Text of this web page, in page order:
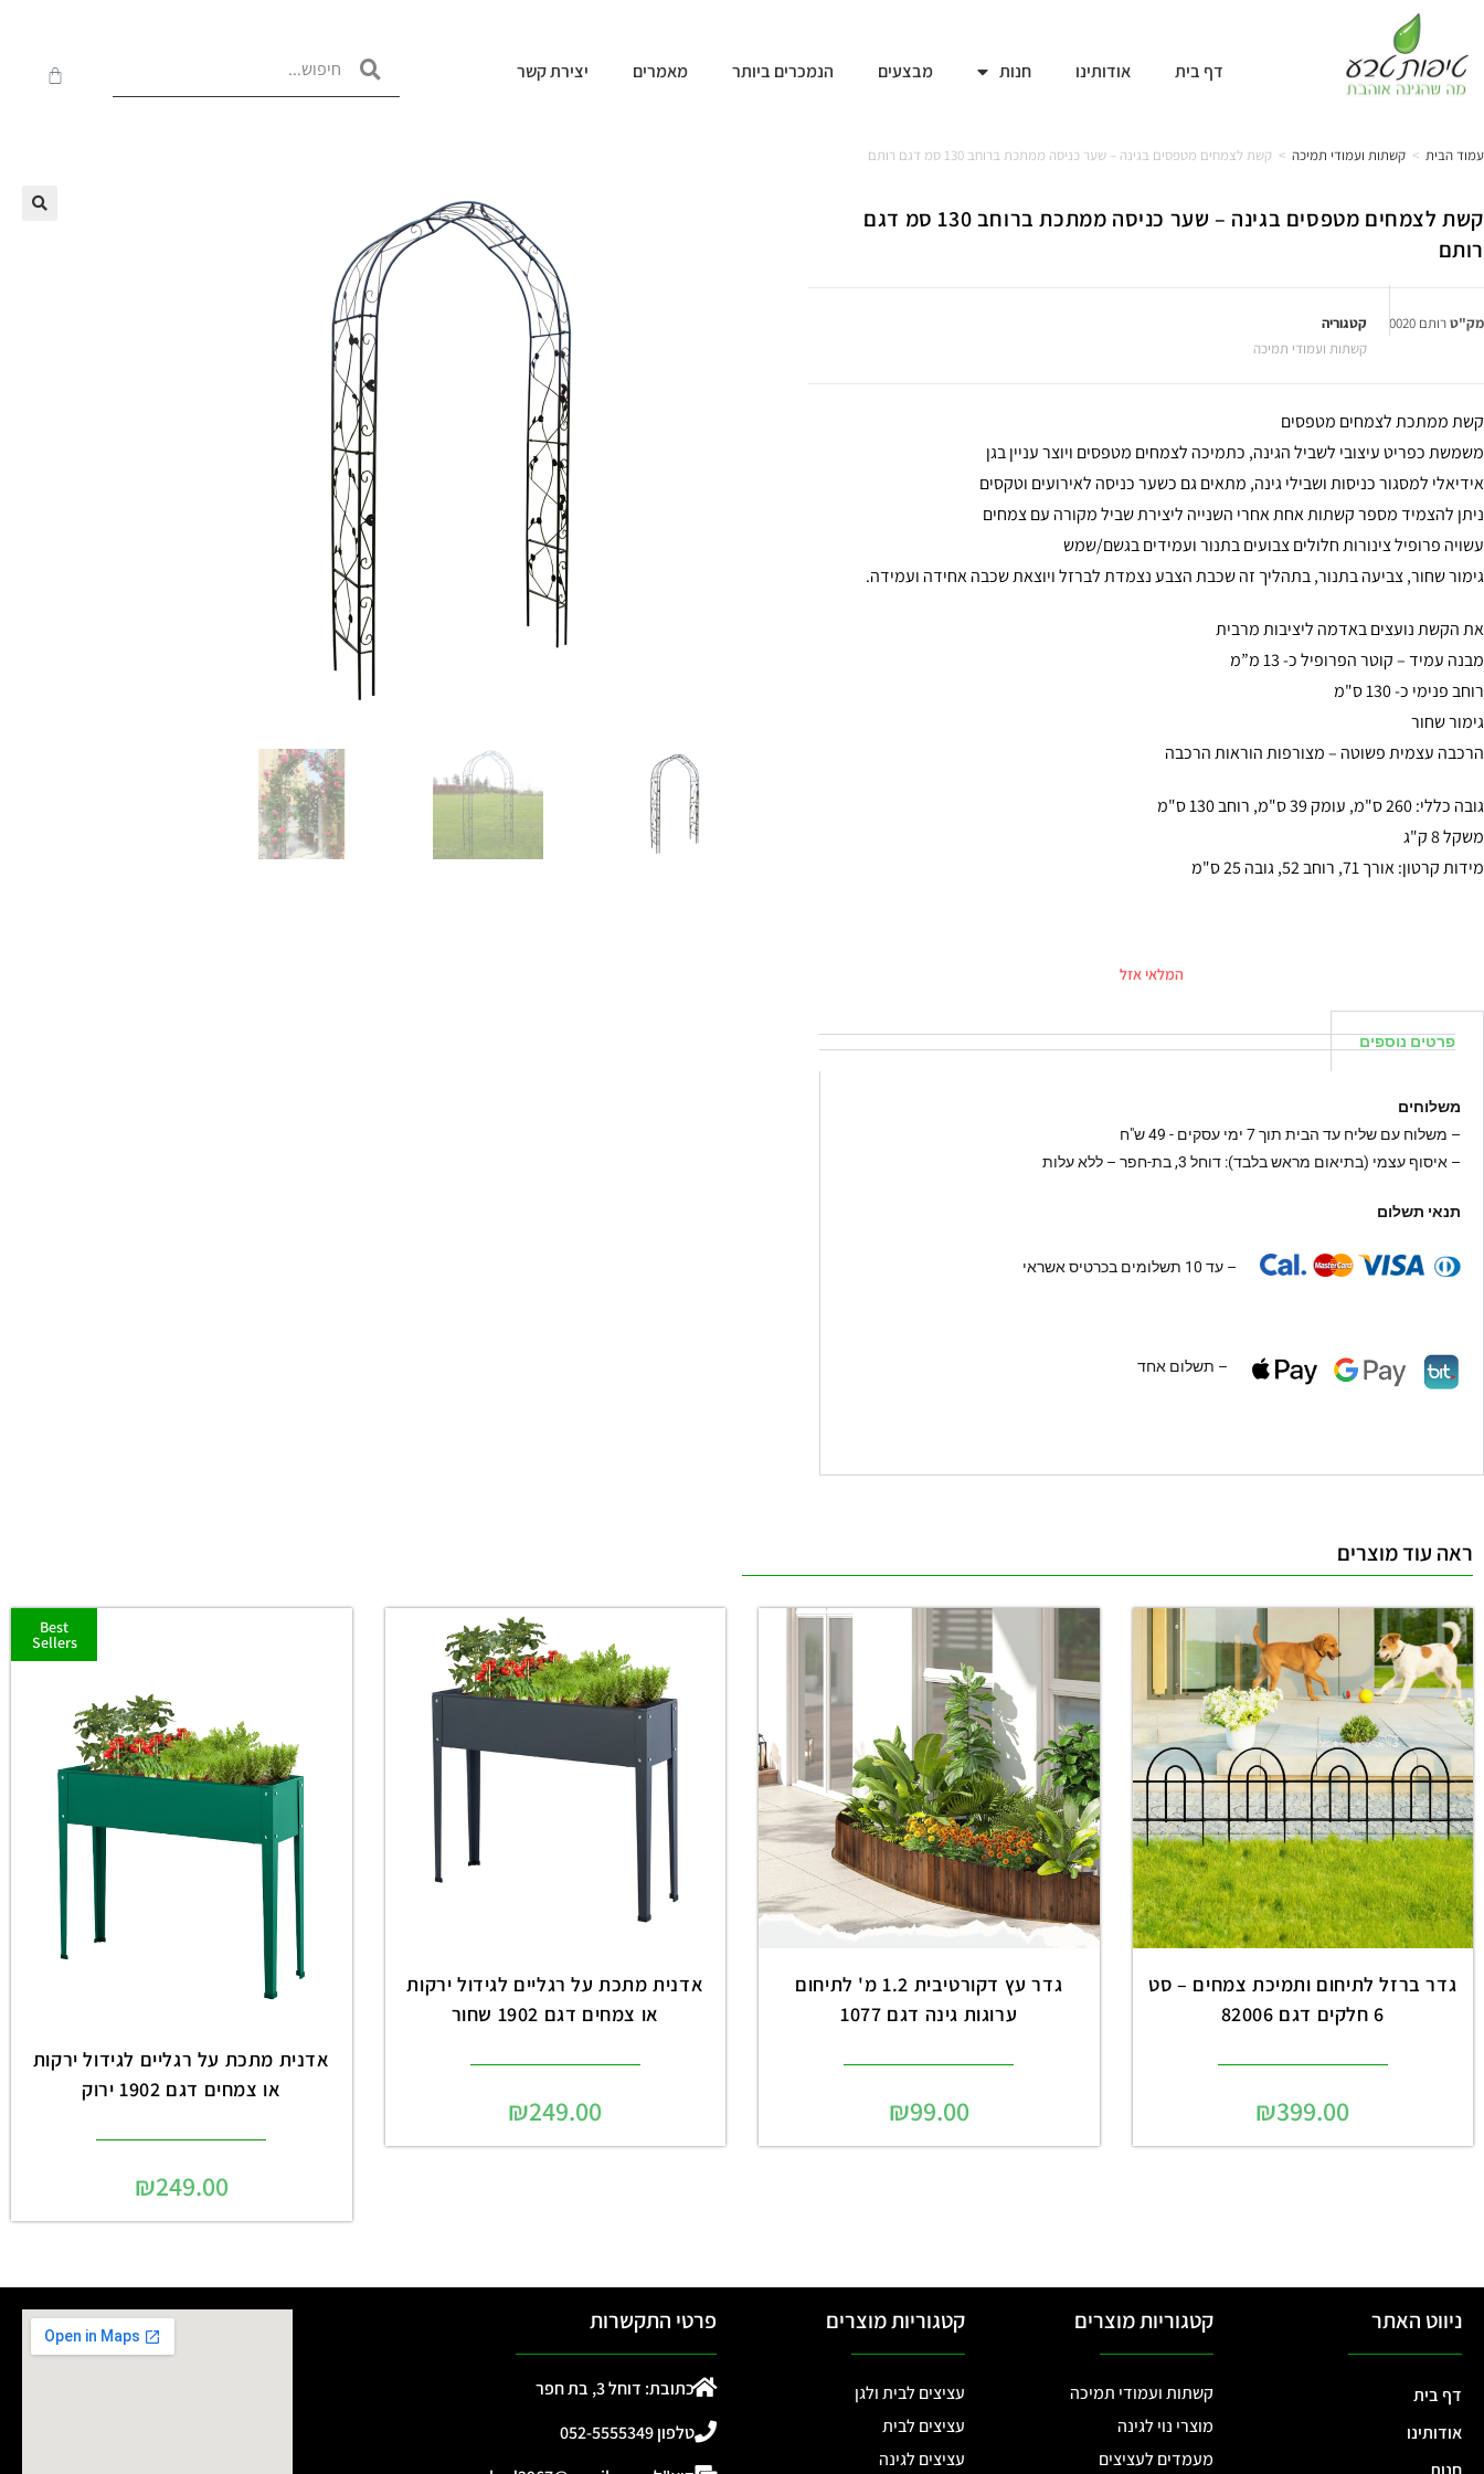
דף בית אודותינו חנות מבצעים הנמכרים ביותר מאמרים יצירת קשר
עמוד הבית > קשתות ועמודי תמיכה > קשת לצמחים מטפסים בגינה – שער כניסה ממתכת ברוחב 130 סמ דגם רותם
קשת לצמחים מטפסים בגינה – שער כניסה ממתכת ברוחב 130 סמ דגם
רותם
מק"טרותם 0020
קטגוריה
קשתות ועמודי תמיכה
קשת ממתכת לצמחים מטפסים
משמשת כפריט עיצובי לשביל הגינה, כתמיכה לצמחים מטפסים ויוצר עניין בגן
אידיאלי למסגור כניסות ושבילי גינה, מתאים גם כשער כניסה לאירועים וטקסים
ניתן להצמיד מספר קשתות אחת אחרי השנייה ליצירת שביל מקורה עם צמחים
עשויה פרופיל צינורות חלולים צבועים בתנור ועמידים בגשם/שמש
גימור שחור, צביעה בתנור, בתהליך זה שכבת הצבע נצמדת לברזל ויוצאת שכבה אחידה ועמידה.
את הקשת נועצים באדמה ליציבות מרבית
מבנה עמיד – קוטר הפרופיל כ- 13 מ”מ
רוחב פנימי כ- 130 ס"מ
גימור שחור
הרכבה עצמית פשוטה – מצורפות הוראות הרכבה
גובה כללי: 260 ס"מ, עומק 39 ס"מ, רוחב 130 ס"מ
משקל 8 ק"ג
מידות קרטון: אורך 71, רוחב 52, גובה 25 ס"מ
המלאי אזל
פרטים נוספים
משלוחים
– משלוח עם שליח עד הבית תוך 7 ימי עסקים - 49 ש"ח
– איסוף עצמי (בתיאום מראש בלבד): דוחל 3, בת-חפר – ללא עלות
תנאי תשלום
– עד 10 תשלומים בכרטיס אשראי
– תשלום אחד
ראה עוד מוצרים
גדר ברזל לתיחום ותמיכת צמחים – סט
6 חלקים דגם 82006
₪399.00
גדר עץ דקורטיבית 1.2 מ' לתיחום
ערוגות גינה דגם 1077
₪99.00
אדנית מתכת על רגליים לגידול ירקות
או צמחים דגם 1902 שחור
₪249.00
Best
Sellers
אדנית מתכת על רגליים לגידול ירקות
או צמחים דגם 1902 ירוק
₪249.00
ניווט האתר
דף בית
אודותינו
קטגוריות מוצרים
קשתות ועמודי תמיכה
מוצרי נוי לגינה
מעמדים לעציצים
קטגוריות מוצרים
עציצים לבית ולגן
עציצים לבית
עציצים לגינה
פרטי התקשרות
כתובת: דוחל 3, בת חפר
טלפון 052-5555349